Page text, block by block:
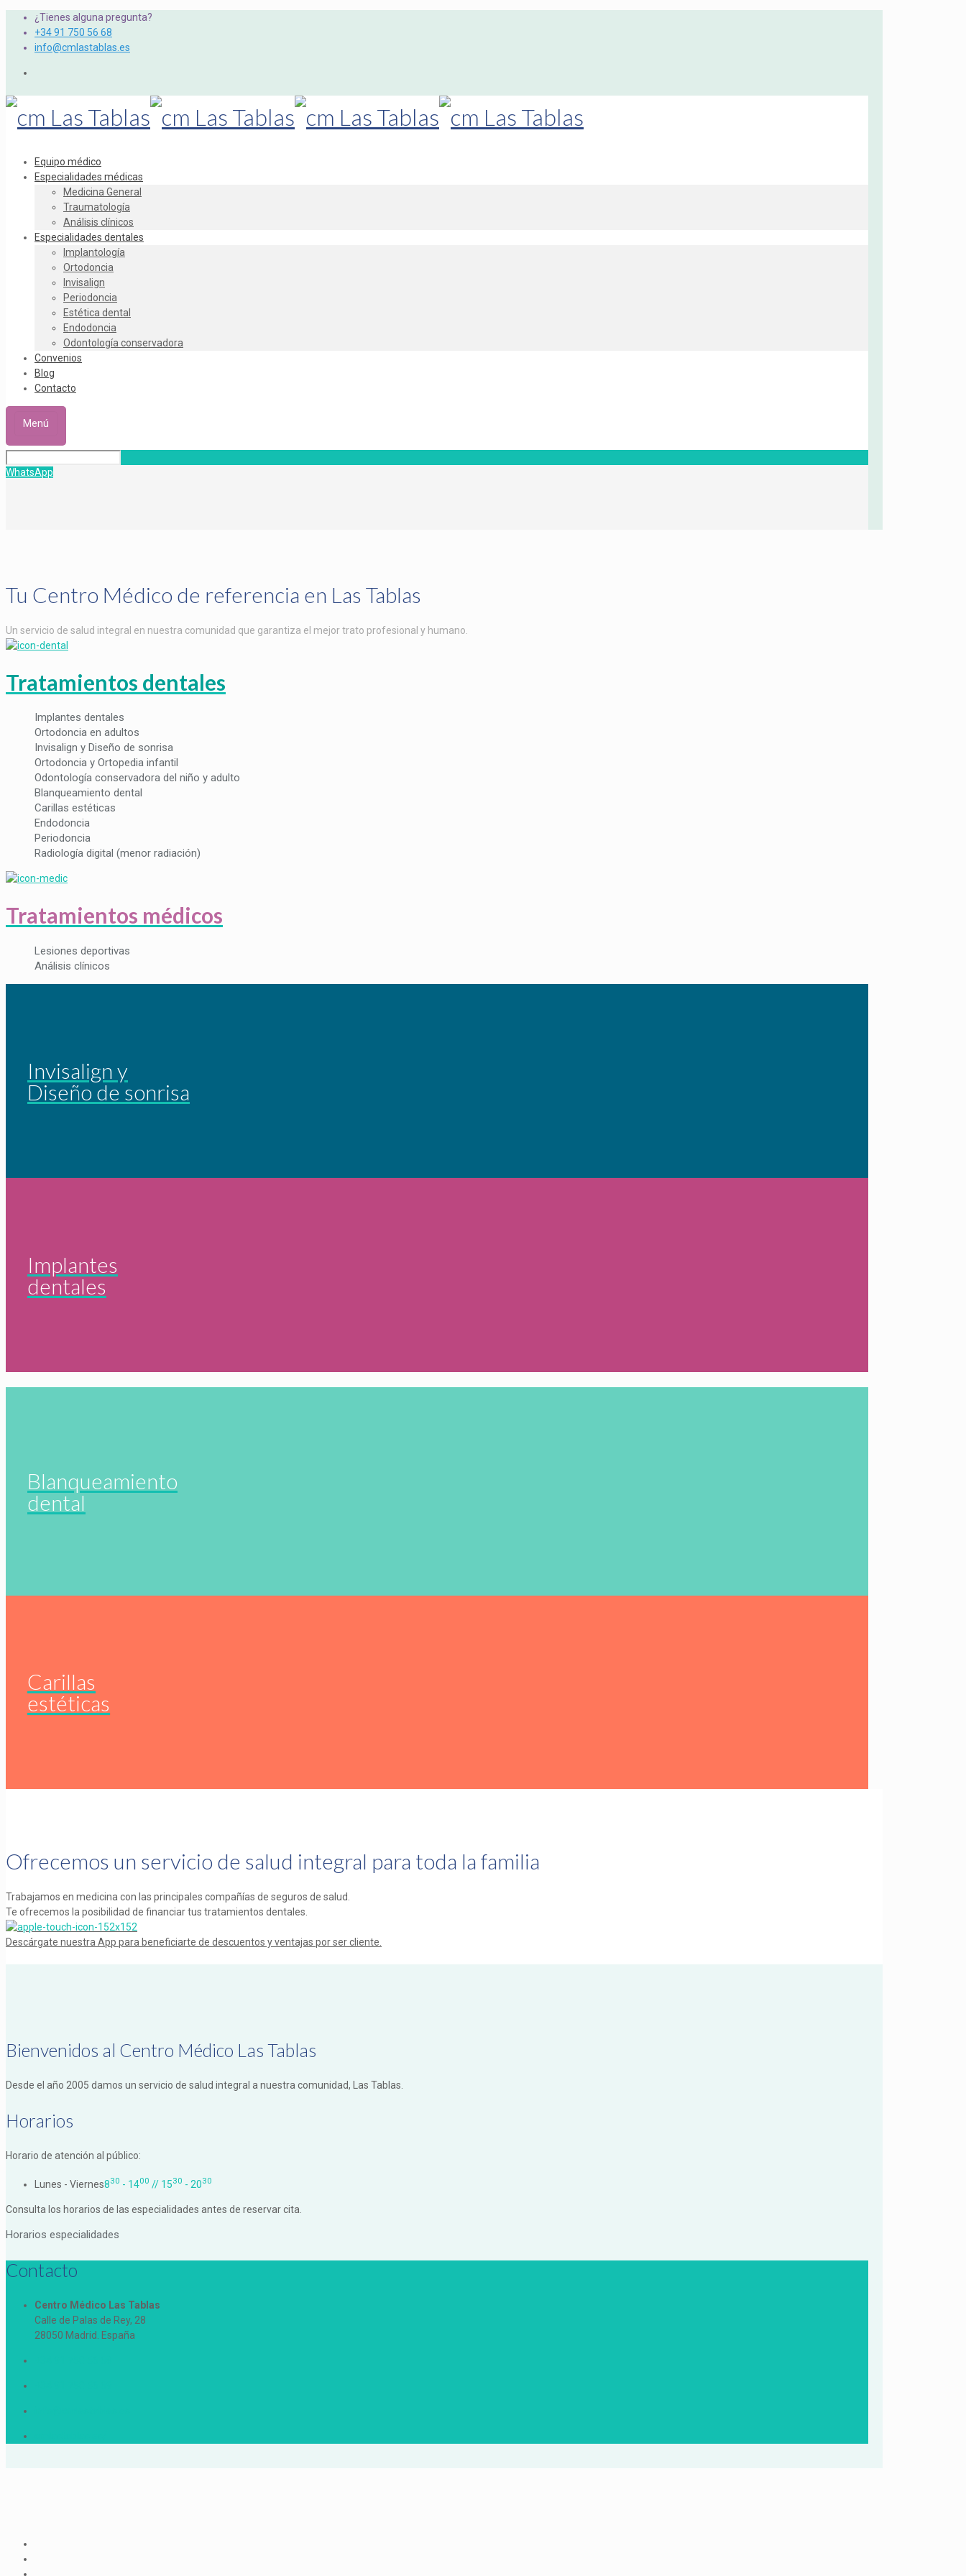
¿Tienes alguna pregunta?
+34 91 750 56 68
info@cmlastablas.es
Equipo médico
Especialidades médicas
Medicina General
Traumatología
Análisis clínicos
Especialidades dentales
Implantología
Ortodoncia
Invisalign
Periodoncia
Estética dental
Endodoncia
Odontología conservadora
Convenios
Blog
Contacto
Menú
WhatsApp
Tu Centro Médico de referencia en Las Tablas
Un servicio de salud integral en nuestra comunidad que garantiza el mejor trato profesional y humano.
Tratamientos dentales
Implantes dentales
Ortodoncia en adultos
Invisalign y Diseño de sonrisa
Ortodoncia y Ortopedia infantil
Odontología conservadora del niño y adulto
Blanqueamiento dental
Carillas estéticas
Endodoncia
Periodoncia
Radiología digital (menor radiación)
Tratamientos médicos
Lesiones deportivas
Análisis clínicos
Invisalign y
Diseño de sonrisa
Implantes
dentales
Blanqueamiento
dental
Carillas
estéticas
Ofrecemos un servicio de salud integral para toda la familia
Trabajamos en medicina con las principales compañías de seguros de salud.
Te ofrecemos la posibilidad de financiar tus tratamientos dentales.
Descárgate nuestra App para beneficiarte de descuentos y ventajas por ser cliente.
Bienvenidos al Centro Médico Las Tablas
Desde el año 2005 damos un servicio de salud integral a nuestra comunidad, Las Tablas.
Horarios
Horario de atención al público:
Lunes - Viernes830 - 1400 // 1530 - 2030
Consulta los horarios de las especialidades antes de reservar cita.
Horarios especialidades
Contacto
Centro Médico Las Tablas
Calle de Palas de Rey, 28
28050 Madrid. España